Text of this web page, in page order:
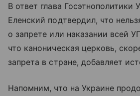
В ответ глава Госэтнополитики
Еленский подтвердил, что
о запрете или наказании всей
что каноническая церковь,
запрета в стране, добавляет
Напомним, что на Украине